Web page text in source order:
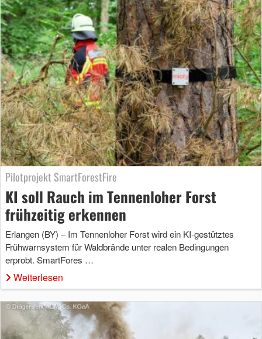
Pilotprojekt SmartForestFire
KI soll Rauch im Tennenloher Forst
frühzeitig erkennen
Erlangen (BY) – Im Tennenloher Forst wird ein KI-gestütztes
Frühwarnsystem für Waldbrände unter realen Bedingungen
erprobt. SmartFores …
Weiterlesen